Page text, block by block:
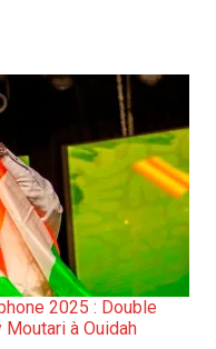
2025 : Double
à Ouidah